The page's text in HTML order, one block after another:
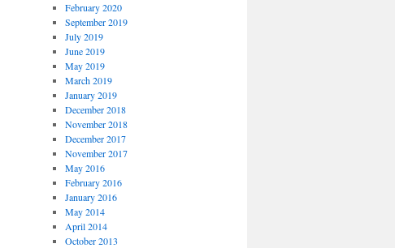
February 2020
September 2019
July 2019
June 2019
May 2019
March 2019
January 2019
December 2018
November 2018
December 2017
November 2017
May 2016
February 2016
January 2016
May 2014
April 2014
October 2013